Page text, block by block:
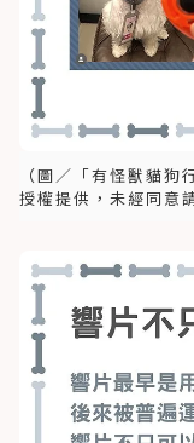
（圖／「有怪獸貓
授權提供，未經同意